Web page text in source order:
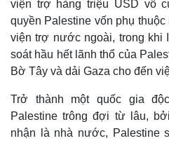
viện trợ hàng triệu USD vô
quyền Palestine vốn phụ
viện trợ nước ngoài, trong khi
soát hầu hết lãnh thổ của
Bờ Tây và dải Gaza cho đến
Trở thành một quốc gia
Palestine trông đợi từ lâu,
nhận là nhà nước, Palestine